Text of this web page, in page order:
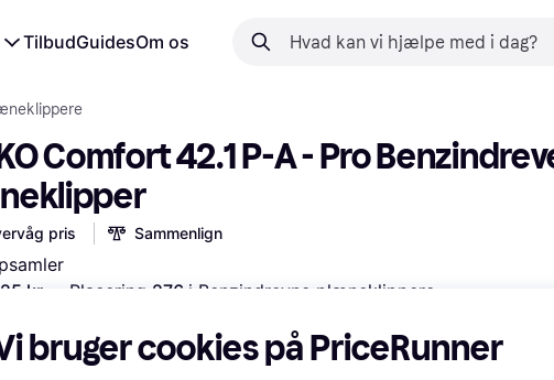
TilbudGuidesOm os
Comfort 42.1 P-A - Pro
pris Sammenlign
kr. Placering 276 i Benzindrevne plæneklippere
betalinger med
bruger cookies på PriceRunner